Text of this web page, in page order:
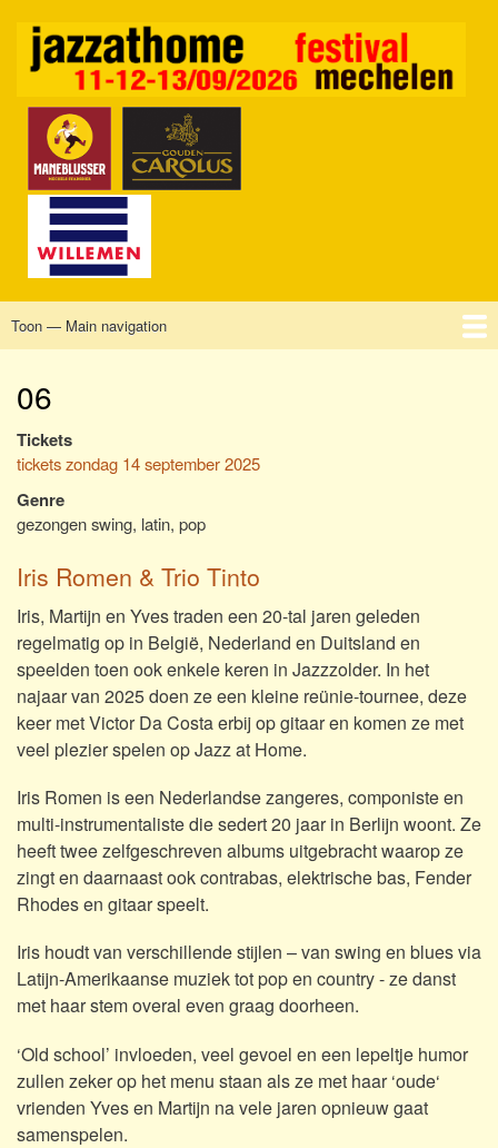
de
Main
Toon — Main navigation
06
Tickets
tickets zondag 14 september 2025
Genre
gezongen swing, latin, pop
Iris Romen & Trio Tinto
Iris, Martijn en Yves traden een 20-tal jaren geleden
regelmatig op in België, Nederland en Duitsland en
speelden toen ook enkele keren in Jazzzolder. In het
najaar van 2025 doen ze een kleine reünie-tournee, deze
keer met Victor Da Costa erbij op gitaar en komen ze met
veel plezier spelen op Jazz at Home.
Iris Romen is een Nederlandse zangeres, componiste en
multi-instrumentaliste die sedert 20 jaar in Berlijn woont. Ze
heeft twee zelfgeschreven albums uitgebracht waarop ze
zingt en daarnaast ook contrabas, elektrische bas, Fender
Rhodes en gitaar speelt.
Iris houdt van verschillende stijlen – van swing en blues via
Latijn-Amerikaanse muziek tot pop en country - ze danst
met haar stem overal even graag doorheen.
‘Old school’ invloeden, veel gevoel en een lepeltje humor
zullen zeker op het menu staan als ze met haar ‘oude‘
vrienden Yves en Martijn na vele jaren opnieuw gaat
samenspelen.